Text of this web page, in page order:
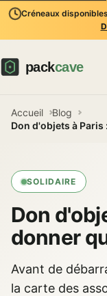
Créneaux
Accueil
Blog
Don d'objets à
SOLIDAIRE
Don
donner
Avant de
la carte des